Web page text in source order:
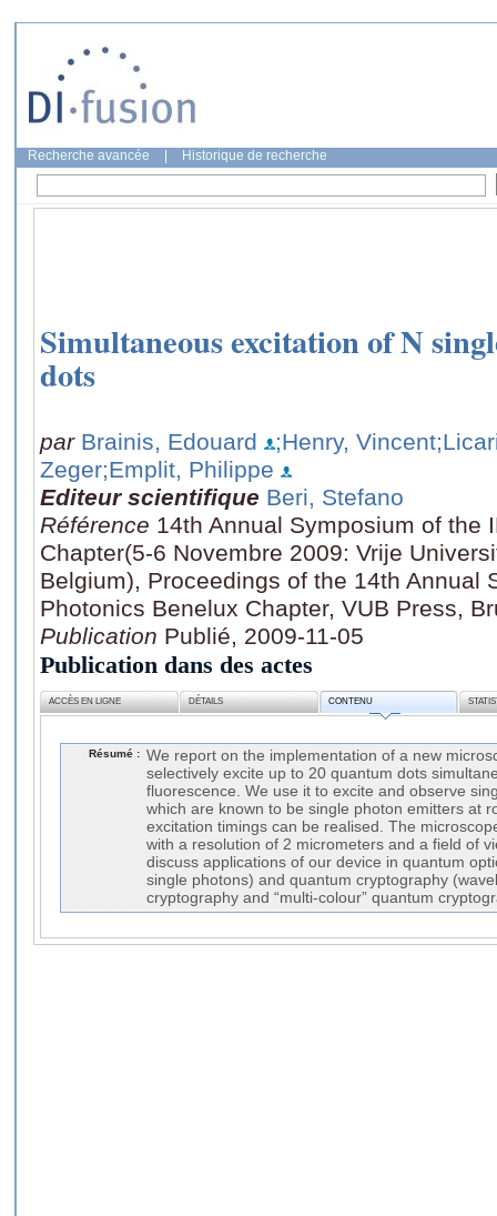
Recherche avancée Historique de recherche
Simultaneous excitation of N
dots
par Brainis, Edouard ;Henry, Vincent
Zeger;Emplit, Philippe
Editeur scientifique Beri, Stefano
Référence 14th Annual Symposium of the
Chapter(5-6 Novembre 2009: Vrije
Belgium), Proceedings of the 14th Annual
Photonics Benelux Chapter, VUB Press,
Publication Publié, 2009-11-05
Publication dans des actes
ACCÈS EN LIGNE DÉTAILS CONTENU
Résumé : We report on the implementation of a new
selectively excite up to 20 quantum dots
fluorescence. We use it to excite and observe
which are known to be single photon emitters at
excitation timings can be realised. The
with a resolution of 2 micrometers and a field of
discuss applications of our device in quantum
single photons) and quantum cryptography
cryptography and “multi-colour” quantum